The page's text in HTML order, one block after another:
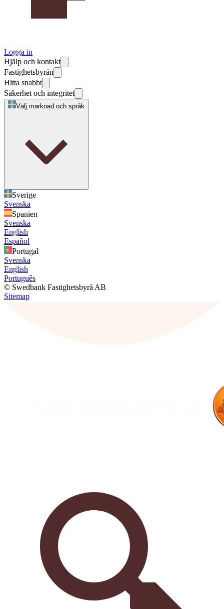
Logga in
Hjälp och kontakt
Fastighetsbyrån
Hitta snabbt
Säkerhet och integritet
Välj marknad och språk
Sverige
Svenska
Spanien
Svenska
English
Español
Portugal
Svenska
English
Português
© Swedbank Fastighetsbyrå AB
Sitemap